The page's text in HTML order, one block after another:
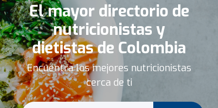
El mayor directorio de
nutricionistas y
dietistas de Colombia
Encuentra los mejores nutricionistas
cerca de ti